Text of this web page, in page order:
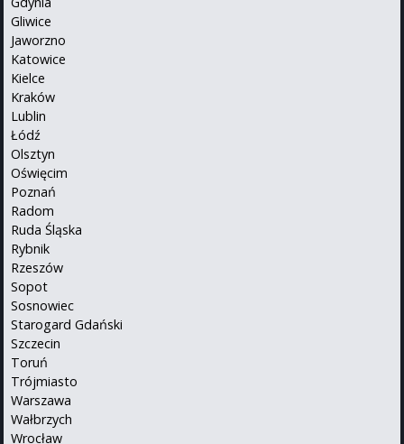
Gliwice
Jaworzno
Katowice
Kielce
Kraków
Lublin
Łódź
Olsztyn
Oświęcim
Poznań
Radom
Ruda Śląska
Rybnik
Rzeszów
Sopot
Sosnowiec
Starogard Gdański
Szczecin
Toruń
Trójmiasto
Warszawa
Wałbrzych
Wrocław